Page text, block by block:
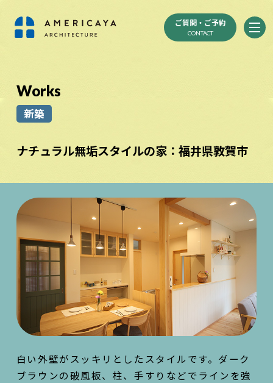
ご質問・ご予約
CONTACT
Works
新築
ナチュラル無垢スタイルの家：福井県敦賀市
白い外壁がスッキリとしたスタイルです。ダーク
ブラウンの破風板、柱、手すりなどでラインを強